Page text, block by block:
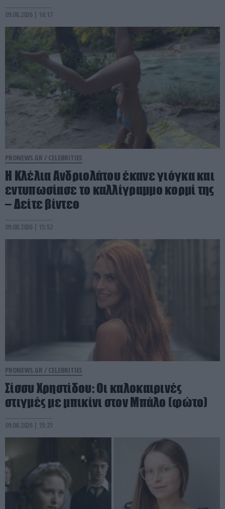
09.08.2026 | 16:17
PRONEWS.GR / CELEBRITIES
Η Κλέλια Ανδριολάτου έκανε γιόγκα και
εντυπωσίασε το καλλίγραμμο κορμί της
– Δείτε βίντεο
09.08.2026 | 15:52
PRONEWS.GR / CELEBRITIES
Σίσσυ Χρηστίδου: Οι καλοκαιρινές
στιγμές με μπικίνι στον Μπάλο (φώτο)
09.08.2026 | 15:21